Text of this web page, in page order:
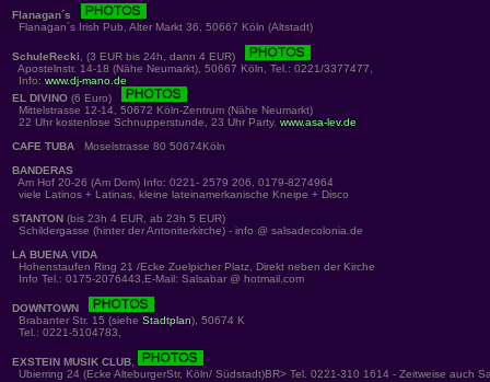
Flanagan´s
Flanagan´s Irish Pub, Alter Markt 36, 50667 Köln (Altstadt)
SchuleRecki, (3 EUR bis 24h, dann 4 EUR)
Apostelnstr. 14-18 (Nähe Neumarkt), 50667 Köln, Tel.: 0221/3377477,
Info: www.dj-mano.de
EL DIVINO (6 Euro)
Mittelstrasse 12-14, 50672 Köln-Zentrum (Nähe Neumarkt)
22 Uhr kostenlose Schnupperstunde, 23 Uhr Party. www.asa-lev.de
CAFE TUBA Moselstrasse 80 50674Köln
BANDERAS
Am Hof 20-26 (Am Dom) Info: 0221- 2579 206, 0179-8274964
viele Latinos + Latinas, kleine lateinamerkanische Kneipe + Disco
STANTON (bis 23h 4 EUR, ab 23h 5 EUR)
Schildergasse (hinter der Antoniterkirche) - info @ salsadecolonia.de
LA BUENA VIDA
Hohenstaufen Ring 21 /Ecke Zuelpicher Platz, Direkt neben der Kirche
Info Tel.: 0175-2076443,E-Mail: Salsabar @ hotmail.com
DOWNTOWN
Brabanter Str. 15 (siehe Stadtplan), 50674 K
Tel.: 0221-5104783,
EXSTEIN MUSIK CLUB,
Ubierring 24 (Ecke AlteburgerStr, Köln/ Südstadt)BR> Tel. 0221-310 1614 - Zeitweise auch